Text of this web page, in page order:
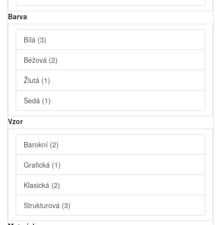
Barva
Bílá (3)
Béžová (2)
Žlutá (1)
Šedá (1)
Vzor
Barokní (2)
Grafická (1)
Klasická (2)
Strukturová (3)